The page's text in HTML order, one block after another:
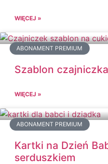
WIĘCEJ »
ABONAMENT PREMIUM
Szablon
WIĘCEJ »
ABONAMENT PREMIUM
Kartki na Dzień
serduszkiem